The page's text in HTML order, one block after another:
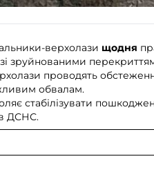
верхолази щодня
зі зруйнованими
проводять
обвалам.
стабілізувати
ДСНС.